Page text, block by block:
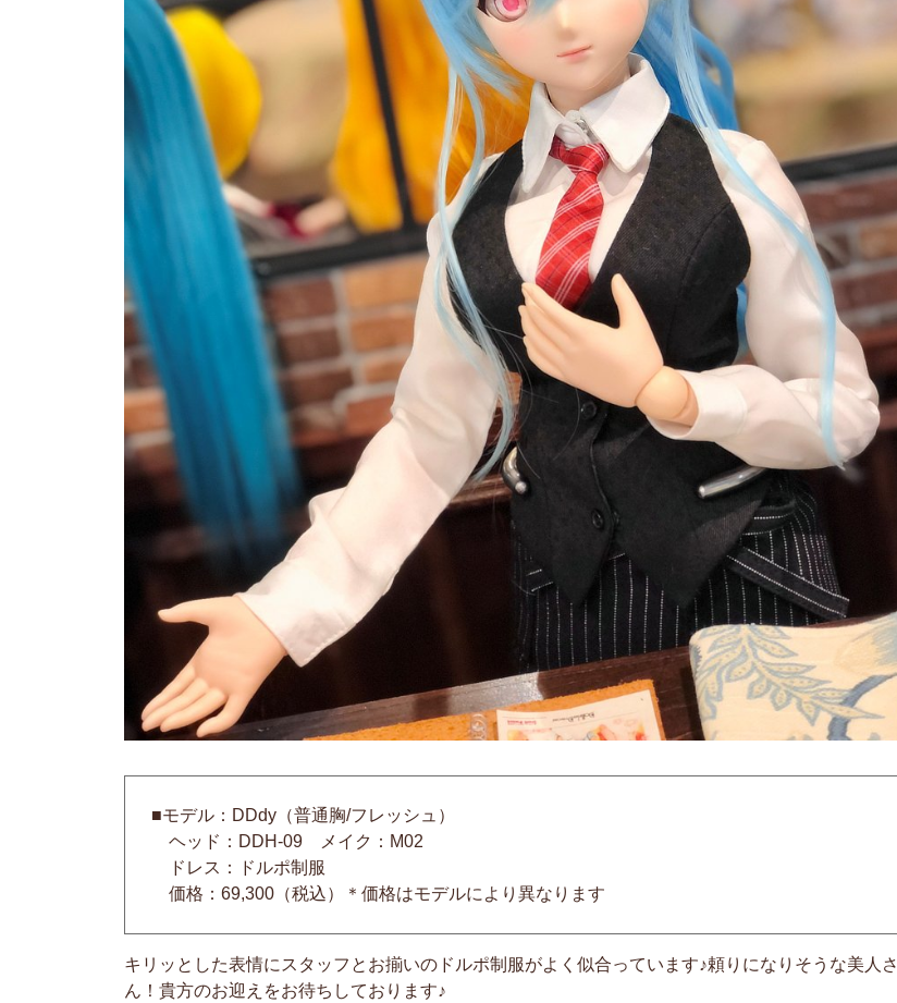
■モデル：DDdy（普通胸/フレッシュ）
ヘッド：DDH-09 メイク：M02
ドレス：ドルポ制服
価格：69,300（税込）＊価格はモデルにより異なります
キリッとした表情にスタッフとお揃いのドルポ制服がよく似合っています♪頼りになりそうな美人さ
ん！貴方のお迎えをお待ちしております♪